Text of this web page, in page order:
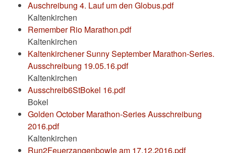
Auschreibung 4. Lauf um den Globus.pdf
Kaltenkirchen
Remember Rio Marathon.pdf
Kaltenkirchen
Kaltenkirchener Sunny September Marathon-Series.
Ausschreibung 19.05.16.pdf
Kaltenkirchen
Ausschreib6StBokel 16.pdf
Bokel
Golden October Marathon-Series Ausschreibung
2016.pdf
Kaltenkirchen
Run2Feuerzangenbowle am 17.12.2016.pdf